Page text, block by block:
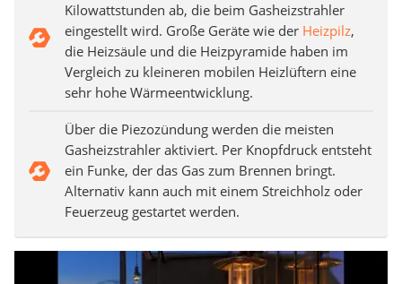
Kilowattstunden ab, die beim Gasheizstrahler
eingestellt wird. Große Geräte wie der Heizpilz,
die Heizsäule und die Heizpyramide haben im
Vergleich zu kleineren mobilen Heizlüftern eine
sehr hohe Wärmeentwicklung.
Über die Piezozündung werden die meisten
Gasheizstrahler aktiviert. Per Knopfdruck entsteht
ein Funke, der das Gas zum Brennen bringt.
Alternativ kann auch mit einem Streichholz oder
Feuerzeug gestartet werden.